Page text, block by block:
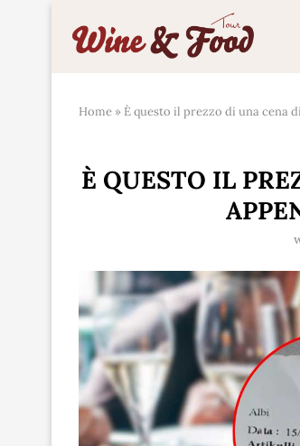
Home » È questo il prezzo di una cena
È QUESTO IL